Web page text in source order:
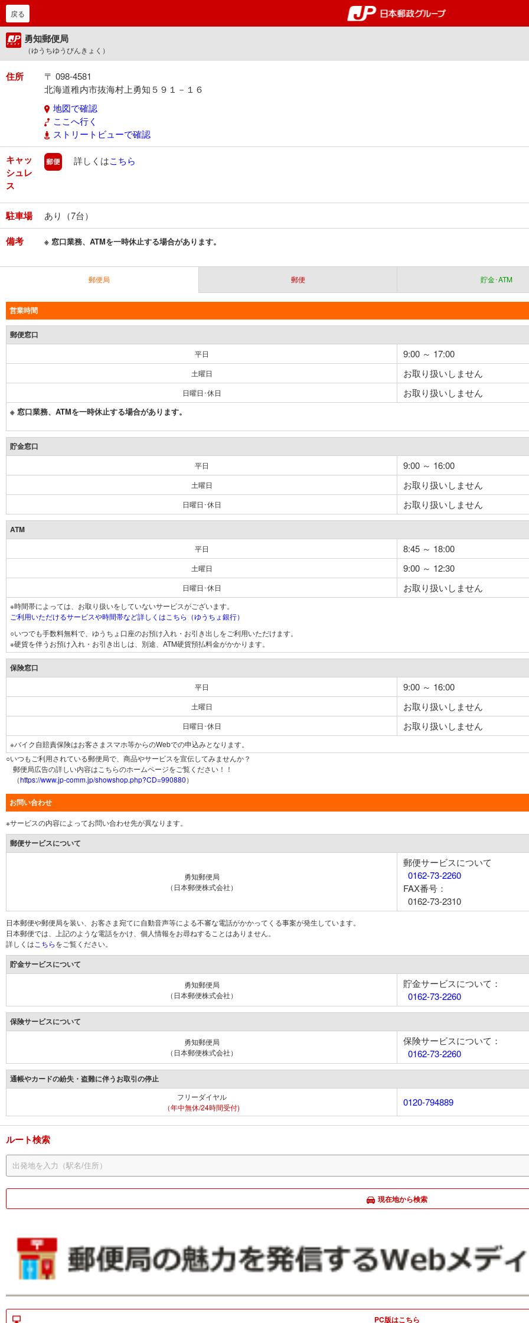
郵便局・日本郵政グルー
戻る
勇知郵便局
（ゆうちゆうびんきょく）
住所
〒 098-4581
北海道稚内市抜海村上勇知５９１－１６
地図で確認
ここへ行く
ストリートビューで確認
キャッ
シュレ
ス
郵便
詳しくはこちら
駐車場 あり（7台）
備考 ※ 窓口業務、ATMを一時休止する場合があります。
郵便局 郵便 貯金･ATM
営業時間
郵便窓口
平日 9:00 ～ 17:00
土曜日 お取り扱いしません
日曜日･休日 お取り扱いしません
※ 窓口業務、ATMを一時休止する場合があります。
貯金窓口
平日 9:00 ～ 16:00
土曜日 お取り扱いしません
日曜日･休日 お取り扱いしません
ATM
平日 8:45 ～ 18:00
土曜日 9:00 ～ 12:30
日曜日･休日 お取り扱いしません
※時間帯によっては、お取り扱いをしていないサービスがございます。
ご利用いただけるサービスや時間帯など詳しくはこちら（ゆうちょ銀行）
○いつでも手数料無料で、ゆうちょ口座のお預け入れ・お引き出しをご利用いただけます。
※硬貨を伴うお預け入れ・お引き出しは、別途、ATM硬貨預払料金がかかります。
保険窓口
平日 9:00 ～ 16:00
土曜日 お取り扱いしません
日曜日･休日 お取り扱いしません
※バイク自賠責保険はお客さまスマホ等からのWebでの申込みとなります。
○いつもご利用されている郵便局で、商品やサービスを宣伝してみませんか？
郵便局広告の詳しい内容はこちらのホームページをご覧ください！！
（https://www.jp-comm.jp/showshop.php?CD=990880）
お問い合わせ
※サービスの内容によってお問い合わせ先が異なります。
郵便サービスについて
勇知郵便局
（日本郵便株式会社）
郵便サービスについて
0162-73-2260
FAX番号：
0162-73-2310
日本郵便や郵便局を装い、お客さま宛てに自動音声等による不審な電話がかかってくる事案が発生しています。
日本郵便では、上記のような電話をかけ、個人情報をお尋ねすることはありません。
詳しくは こちらをご覧ください。
貯金サービスについて
勇知郵便局
（日本郵便株式会社）
貯金サービスについて：
0162-73-2260
保険サービスについて
勇知郵便局
（日本郵便株式会社）
保険サービスについて：
0162-73-2260
通帳やカードの紛失・盗難に伴うお取引の停止
フリーダイヤル
（年中無休/24時間受付)
0120-794889
ルート検索
現在地から検索
PC版はこちら